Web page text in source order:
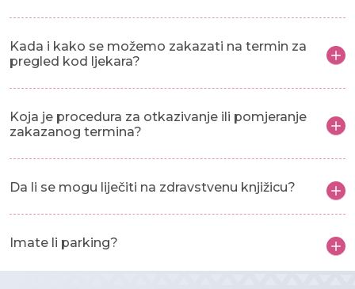
Kada i kako se možemo zakazati na termin za
pregled kod ljekara?
Koja je procedura za otkazivanje ili pomjeranje
zakazanog termina?
Da li se mogu liječiti na zdravstvenu knjižicu?
Imate li parking?